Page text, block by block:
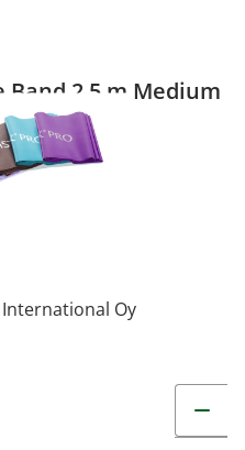
Band 2,5 m Medium
Oy